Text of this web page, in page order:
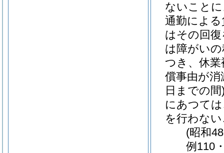
ないこと
通勤によ
はその回
は障がい
つき、休
償事由が
日までの間
にあつて
を行わな
(昭和
例110